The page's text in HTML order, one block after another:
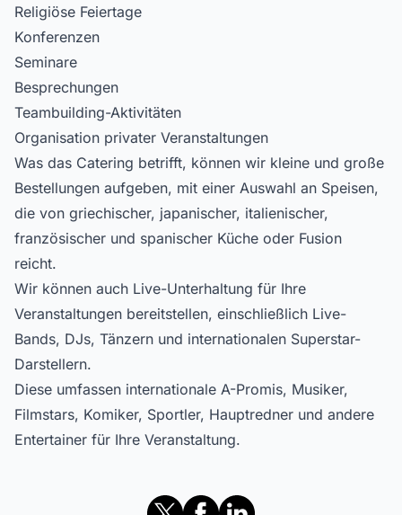
Religiöse Feiertage
Konferenzen
Seminare
Besprechungen
Teambuilding-Aktivitäten
Organisation privater Veranstaltungen
Was das Catering betrifft, können wir kleine und große
Bestellungen aufgeben, mit einer Auswahl an Speisen,
die von griechischer, japanischer, italienischer,
französischer und spanischer Küche oder Fusion
reicht.
Wir können auch Live-Unterhaltung für Ihre
Veranstaltungen bereitstellen, einschließlich Live-
Bands, DJs, Tänzern und internationalen Superstar-
Darstellern.
Diese umfassen internationale A-Promis, Musiker,
Filmstars, Komiker, Sportler, Hauptredner und andere
Entertainer für Ihre Veranstaltung.